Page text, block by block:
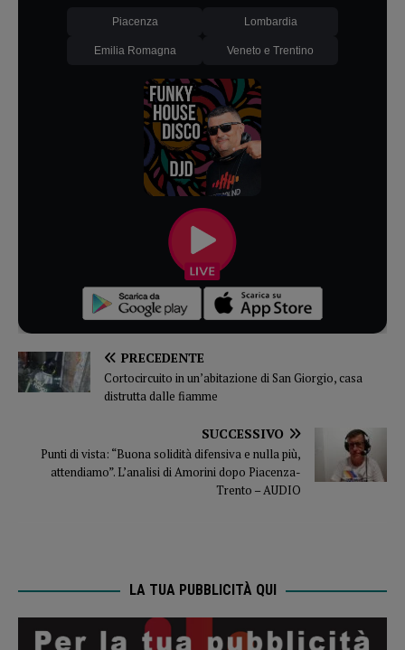
Piacenza Lombardia
Emilia Romagna Veneto e Trentino
PRECEDENTE
Cortocircuito in un’abitazione di San Giorgio, casa
distrutta dalle fiamme
SUCCESSIVO
Punti di vista: “Buona solidità difensiva e nulla più,
attendiamo”. L’analisi di Amorini dopo Piacenza-
Trento – AUDIO
LA TUA PUBBLICITÀ QUI